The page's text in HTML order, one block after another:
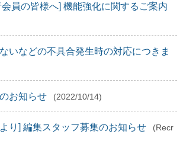
員の皆様へ] 機能強化に関するご案内
いなどの不具合発生時の対応につきま
お知らせ (2022/10/14)
り] 編集スタッフ募集のお知らせ
(Recr